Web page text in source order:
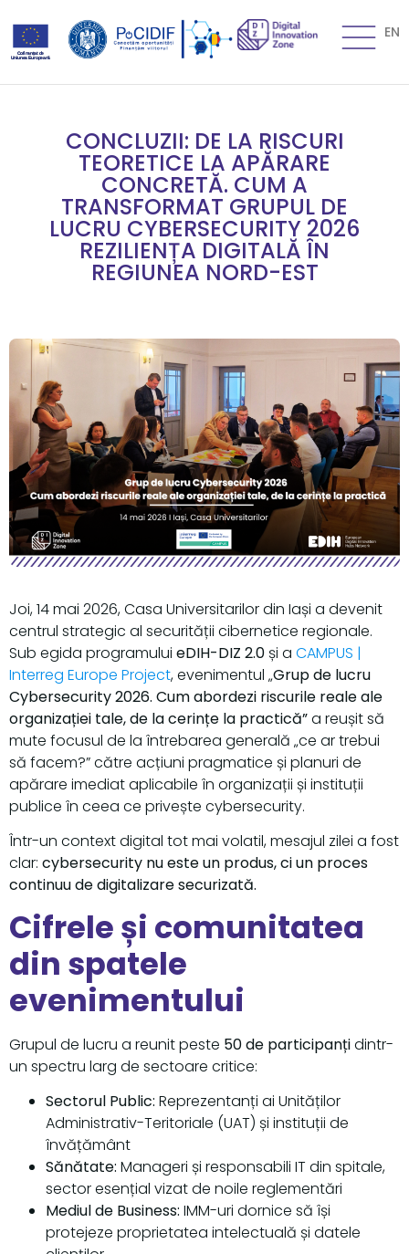
EN
CONCLUZII: DE LA RISCURI
TEORETICE LA APĂRARE
CONCRETĂ. CUM A
TRANSFORMAT GRUPUL DE
LUCRU CYBERSECURITY 2026
REZILIENȚA DIGITALĂ ÎN
REGIUNEA NORD-EST
Joi, 14 mai 2026, Casa Universitarilor din Iași a devenit
centrul strategic al securității cibernetice regionale.
Sub egida programului eDIH-DIZ 2.0 și a CAMPUS |
Interreg Europe Project, evenimentul „Grup de lucru
Cybersecurity 2026. Cum abordezi riscurile reale ale
organizației tale, de la cerințe la practică”a reușit să
mute focusul de la întrebarea generală „ce ar trebui
să facem?” către acțiuni pragmatice și planuri de
apărare imediat aplicabile în organizații și instituții
publice în ceea ce privește cybersecurity.
Într-un context digital tot mai volatil, mesajul zilei a fost
clar: cybersecurity nu este un produs, ci un proces
continuu de digitalizare securizată.
Cifrele și comunitatea
din spatele
evenimentului
Grupul de lucru a reunit peste 50 de participanțidintr-
un spectru larg de sectoare critice:
Sectorul Public: Reprezentanți ai Unităților
Administrativ-Teritoriale (UAT) și instituții de
învățământ
Sănătate: Manageri și responsabili IT din spitale,
sector esențial vizat de noile reglementări
Mediul de Business: IMM-uri dornice să își
protejeze proprietatea intelectuală și datele